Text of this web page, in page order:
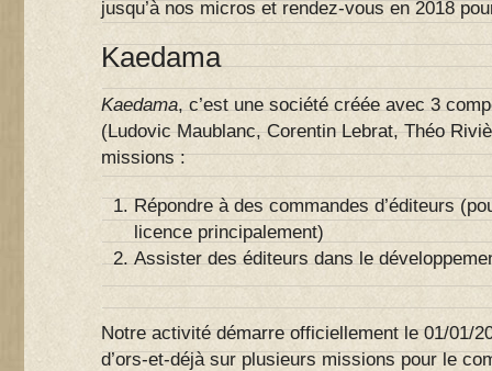
jusqu’à nos micros et rendez-vous en 2018
Kaedama
Kaedama, c’est une société créée avec 3
(Ludovic Maublanc, Corentin Lebrat, Théo
missions :
Répondre à des commandes d’éditeurs
licence principalement)
Assister des éditeurs dans le
Notre activité démarre officiellement le 01/01/
d’ors-et-déjà sur plusieurs missions pour le